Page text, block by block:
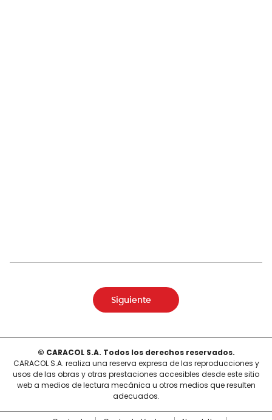
Siguiente
© CARACOL S.A. Todos los derechos reservados.
CARACOL S.A. realiza una reserva expresa de las reproducciones y
usos de las obras y otras prestaciones accesibles desde este sitio
web a medios de lectura mecánica u otros medios que resulten
adecuados.